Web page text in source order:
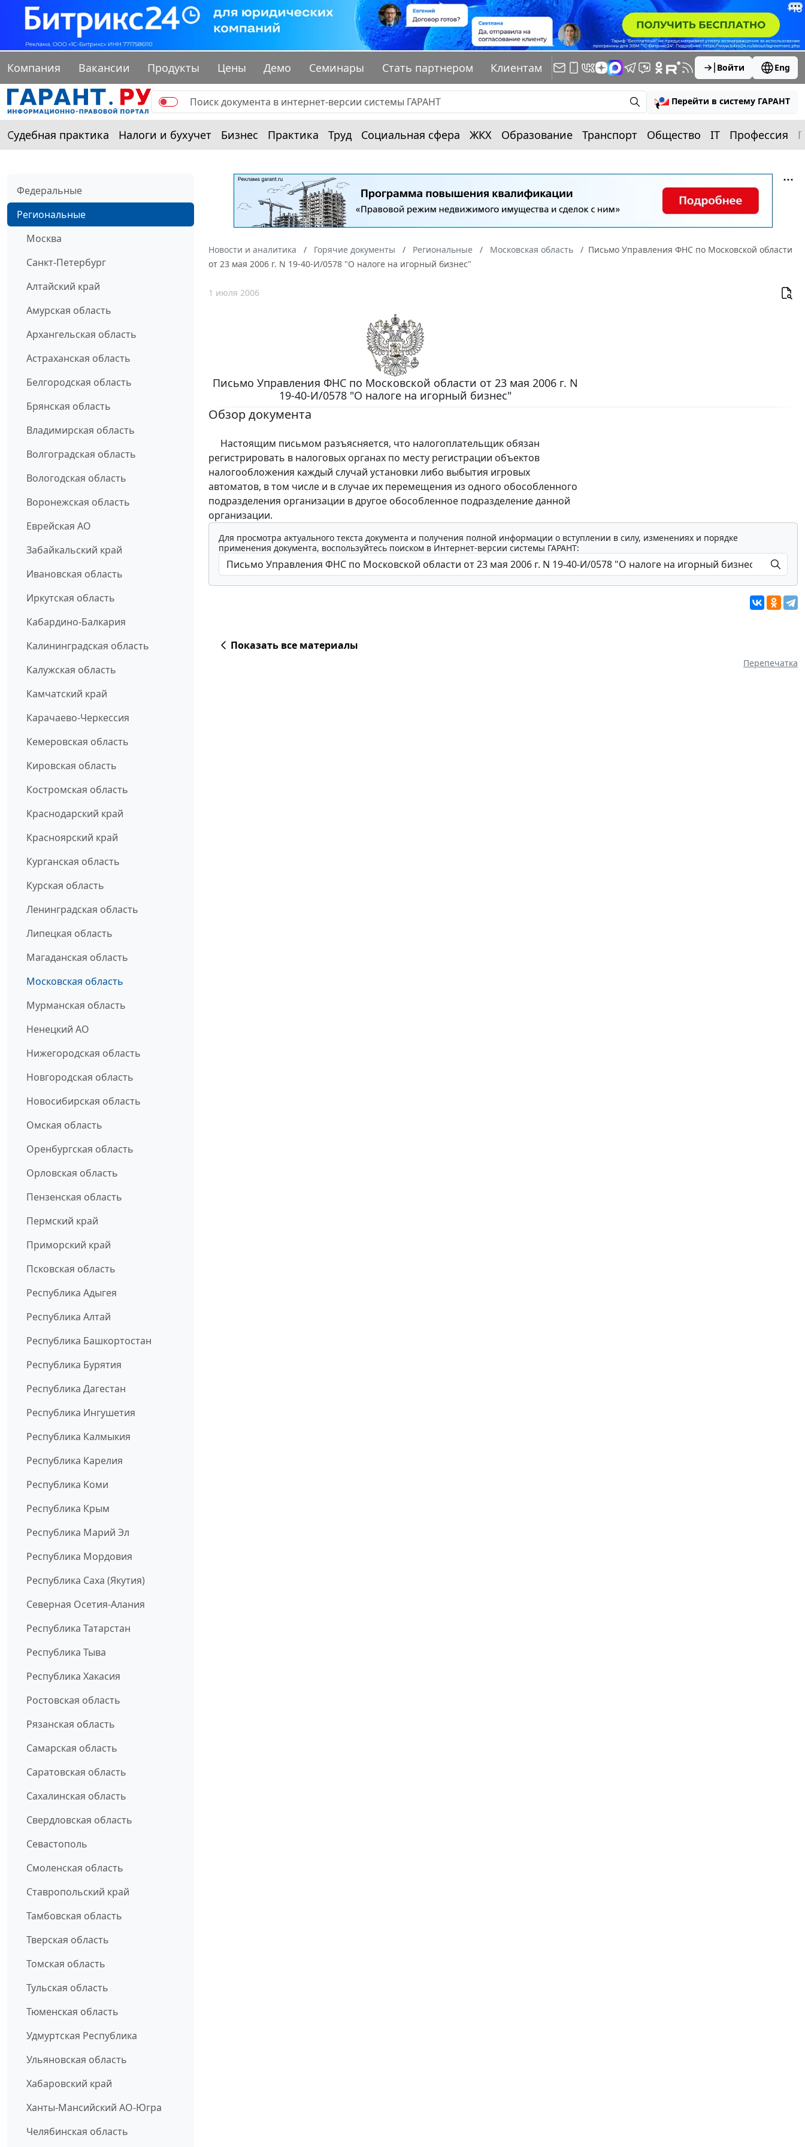
Компания Вакансии Продукты Цены Демо Семинары Стать партнером Клиентам Войти Eng
Перейти в систему ГАРАНТ
Судебная практика Налоги и бухучет Бизнес Практика Труд Социальная сфера ЖКХ Образование Транспорт Общество IT Профессия
Федеральные
Региональные
Москва
Санкт-Петербург
Алтайский край
Амурская область
Архангельская область
Астраханская область
Белгородская область
Брянская область
Владимирская область
Волгоградская область
Вологодская область
Воронежская область
Еврейская АО
Забайкальский край
Ивановская область
Иркутская область
Кабардино-Балкария
Калининградская область
Калужская область
Камчатский край
Карачаево-Черкессия
Кемеровская область
Кировская область
Костромская область
Краснодарский край
Красноярский край
Курганская область
Курская область
Ленинградская область
Липецкая область
Магаданская область
Московская область
Мурманская область
Ненецкий АО
Нижегородская область
Новгородская область
Новосибирская область
Омская область
Оренбургская область
Орловская область
Пензенская область
Пермский край
Приморский край
Псковская область
Республика Адыгея
Республика Алтай
Республика Башкортостан
Республика Бурятия
Республика Дагестан
Республика Ингушетия
Республика Калмыкия
Республика Карелия
Республика Коми
Республика Крым
Республика Марий Эл
Республика Мордовия
Республика Саха (Якутия)
Северная Осетия-Алания
Республика Татарстан
Республика Тыва
Республика Хакасия
Ростовская область
Рязанская область
Самарская область
Саратовская область
Сахалинская область
Свердловская область
Севастополь
Смоленская область
Ставропольский край
Тамбовская область
Тверская область
Томская область
Тульская область
Тюменская область
Удмуртская Республика
Ульяновская область
Хабаровский край
Ханты-Мансийский АО-Югра
Челябинская область
Новости и аналитика Горячие документы Региональные Московская область
Письмо Управления ФНС по Московской области
от 23 мая 2006 г. N 19-40-И/0578 "О налоге на игорный бизнес"
1 июля 2006
Письмо Управления ФНС по Московской области от 23 мая 2006 г. N
19-40-И/0578 "О налоге на игорный бизнес"
Обзор документа
Настоящим письмом разъясняется, что налогоплательщик обязан
регистрировать в налоговых органах по месту регистрации объектов
налогообложения каждый случай установки либо выбытия игровых
автоматов, в том числе и в случае их перемещения из одного обособленного
подразделения организации в другое обособленное подразделение данной
организации.
Для просмотра актуального текста документа и получения полной информации о вступлении в силу, изменениях и порядке
применения документа, воспользуйтесь поиском в Интернет-версии системы ГАРАНТ:
Показать все материалы
Перепечатка